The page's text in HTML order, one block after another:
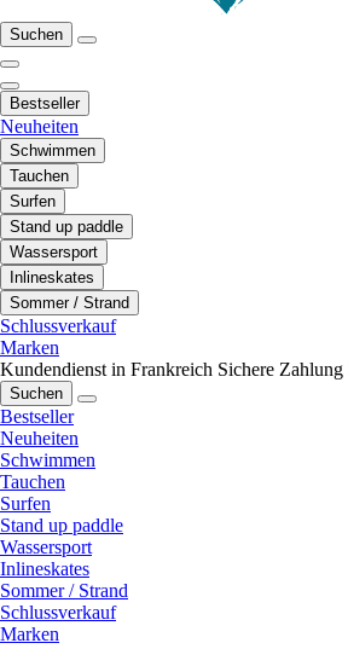
Suchen
Bestseller
Neuheiten
Schwimmen
Tauchen
Surfen
Stand up paddle
Wassersport
Inlineskates
Sommer / Strand
Schlussverkauf
Marken
Kundendienst in Frankreich Sichere Zahlung
Suchen
Bestseller
Neuheiten
Schwimmen
Tauchen
Surfen
Stand up paddle
Wassersport
Inlineskates
Sommer / Strand
Schlussverkauf
Marken